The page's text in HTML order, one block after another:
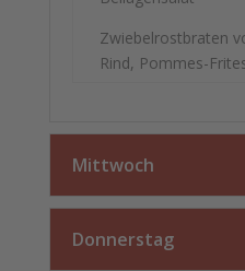
Zwiebelrostbraten
Rind, Pommes-
Mittwoch
Donnerstag